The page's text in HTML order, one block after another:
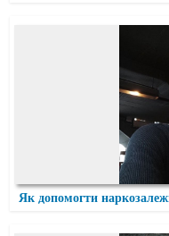
Як допомогти